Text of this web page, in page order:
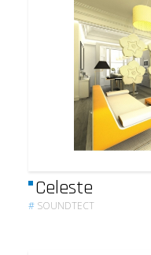
Celeste
# SOUNDTECT